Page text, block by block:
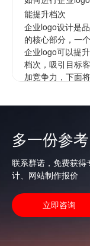
能提升档次
企业logo设计是
的核心部分，一
企业logo可以提
档次，吸引目标
加竞争力，下面
多一份参
联系群诺，免费获
计、网站制作报价
立即咨询